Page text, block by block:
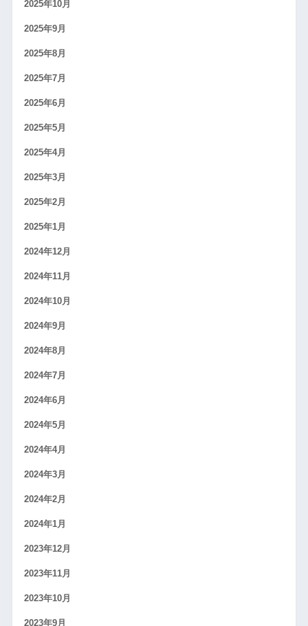
2025年10月
2025年9月
2025年8月
2025年7月
2025年6月
2025年5月
2025年4月
2025年3月
2025年2月
2025年1月
2024年12月
2024年11月
2024年10月
2024年9月
2024年8月
2024年7月
2024年6月
2024年5月
2024年4月
2024年3月
2024年2月
2024年1月
2023年12月
2023年11月
2023年10月
2023年9月